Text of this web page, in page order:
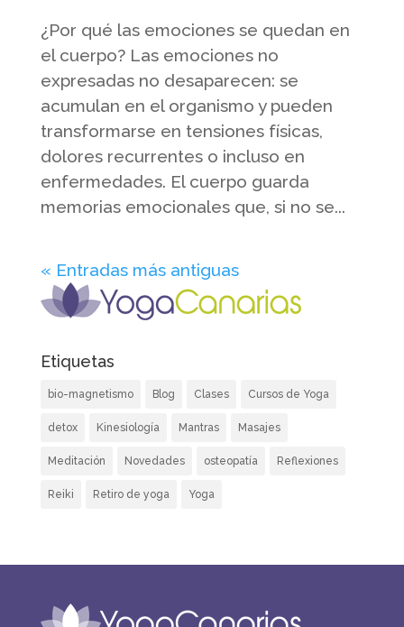
¿Por qué las emociones se quedan en
el cuerpo? Las emociones no
expresadas no desaparecen: se
acumulan en el organismo y pueden
transformarse en tensiones físicas,
dolores recurrentes o incluso en
enfermedades. El cuerpo guarda
memorias emocionales que, si no se...
« Entradas más antiguas
Etiquetas
bio-magnetismo Blog Clases Cursos de Yoga
detox Kinesiología Mantras Masajes
Meditación Novedades osteopatía Reflexiones
Reiki Retiro de yoga Yoga